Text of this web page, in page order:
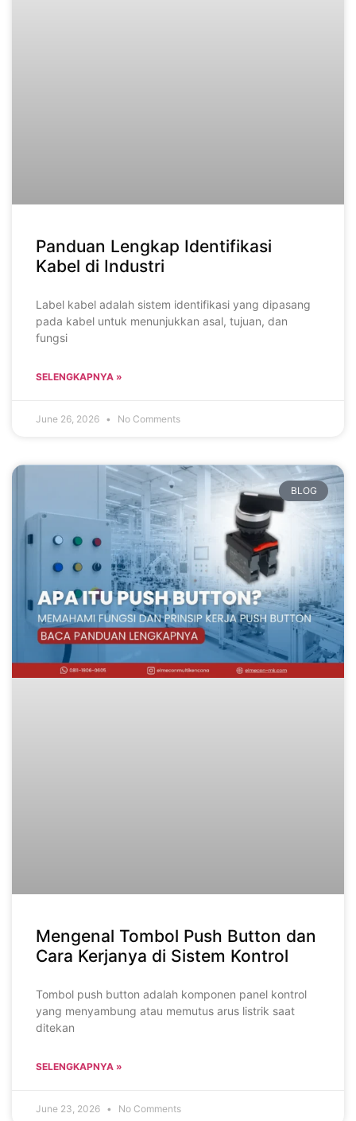
Panduan Lengkap Identifikasi
Kabel di Industri
Label kabel adalah sistem identifikasi yang dipasang
pada kabel untuk menunjukkan asal, tujuan, dan
fungsi
SELENGKAPNYA »
June 26, 2026 No Comments
BLOG
Mengenal Tombol Push Button dan
Cara Kerjanya di Sistem Kontrol
Tombol push button adalah komponen panel kontrol
yang menyambung atau memutus arus listrik saat
ditekan
SELENGKAPNYA »
June 23, 2026 No Comments